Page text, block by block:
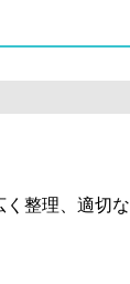
く整理、適切